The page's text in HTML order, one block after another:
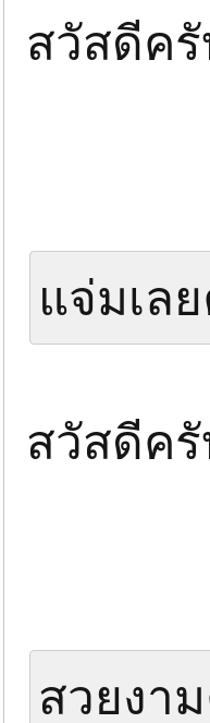
สวัสดีค
แจ่มเล
สวัสดีครั
สวยงา